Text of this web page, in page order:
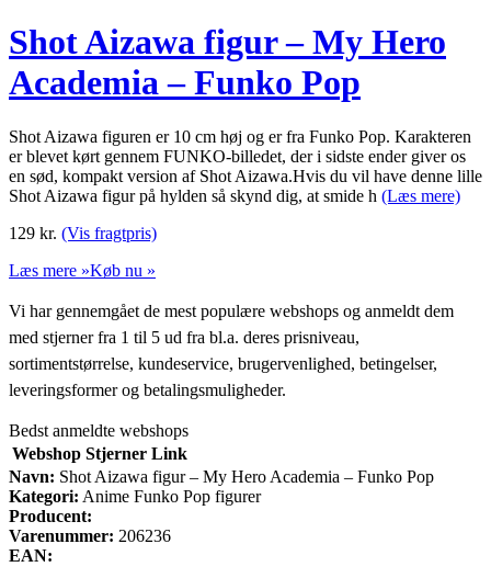
Shot Aizawa figur – My Hero
Academia – Funko Pop
Shot Aizawa figuren er 10 cm høj og er fra Funko Pop. Karakteren
er blevet kørt gennem FUNKO-billedet, der i sidste ender giver os
en sød, kompakt version af Shot Aizawa.Hvis du vil have denne lille
Shot Aizawa figur på hylden så skynd dig, at smide h (Læs mere)
129 kr. (Vis fragtpris)
Læs mere »Køb nu »
Vi har gennemgået de mest populære webshops og anmeldt dem
med stjerner fra 1 til 5 ud fra bl.a. deres prisniveau,
sortimentstørrelse, kundeservice, brugervenlighed, betingelser,
leveringsformer og betalingsmuligheder.
Bedst anmeldte webshops
Webshop Stjerner Link
Navn: Shot Aizawa figur – My Hero Academia – Funko Pop
Kategori: Anime Funko Pop figurer
Producent:
Varenummer: 206236
EAN: